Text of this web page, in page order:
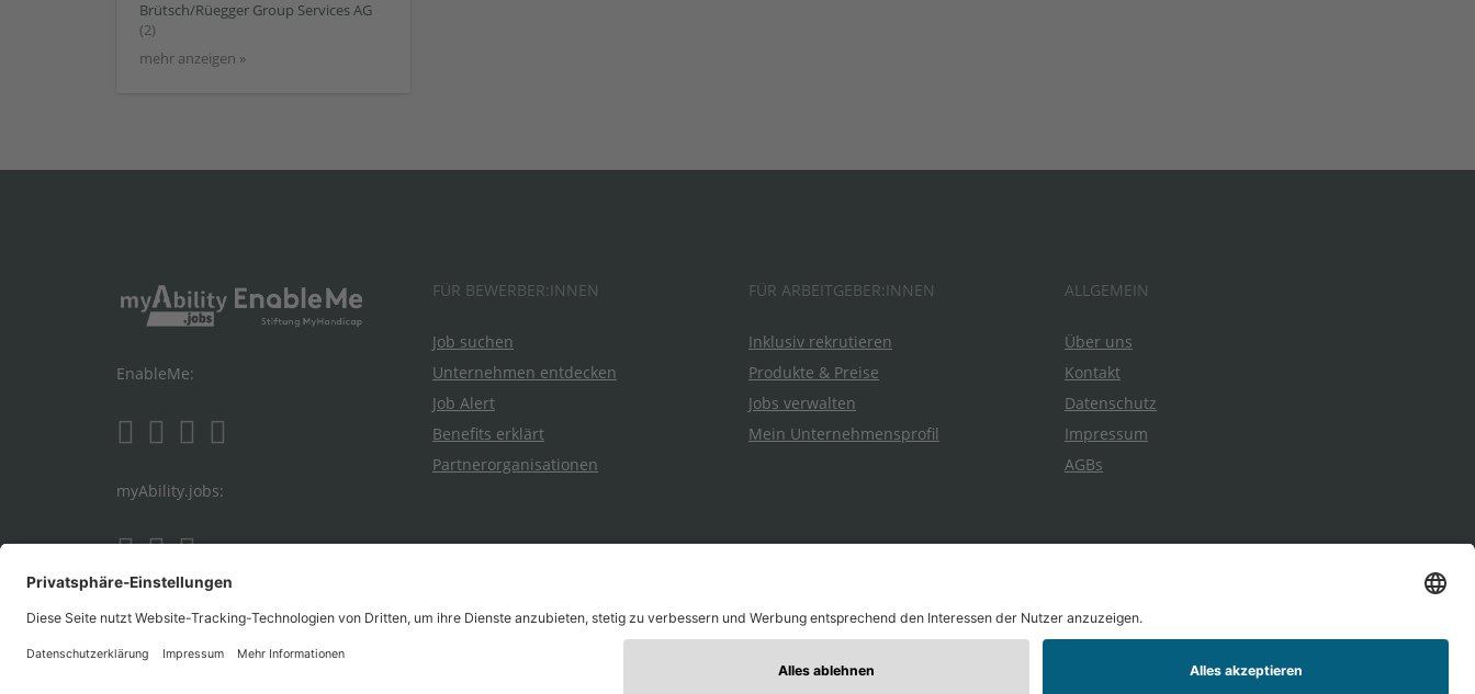
Brütsch/Rüegger Group Services AG
(2)
mehr anzeigen »
EnableMe:
myAbility.jobs:
FÜR BEWERBER:INNEN
Job suchen
Unternehmen entdecken
Job Alert
Benefits erklärt
Partnerorganisationen
FÜR ARBEITGEBER:INNEN
Inklusiv rekrutieren
Produkte & Preise
Jobs verwalten
Mein Unternehmensprofil
ALLGEMEIN
Über uns
Kontakt
Datenschutz
Impressum
AGBs